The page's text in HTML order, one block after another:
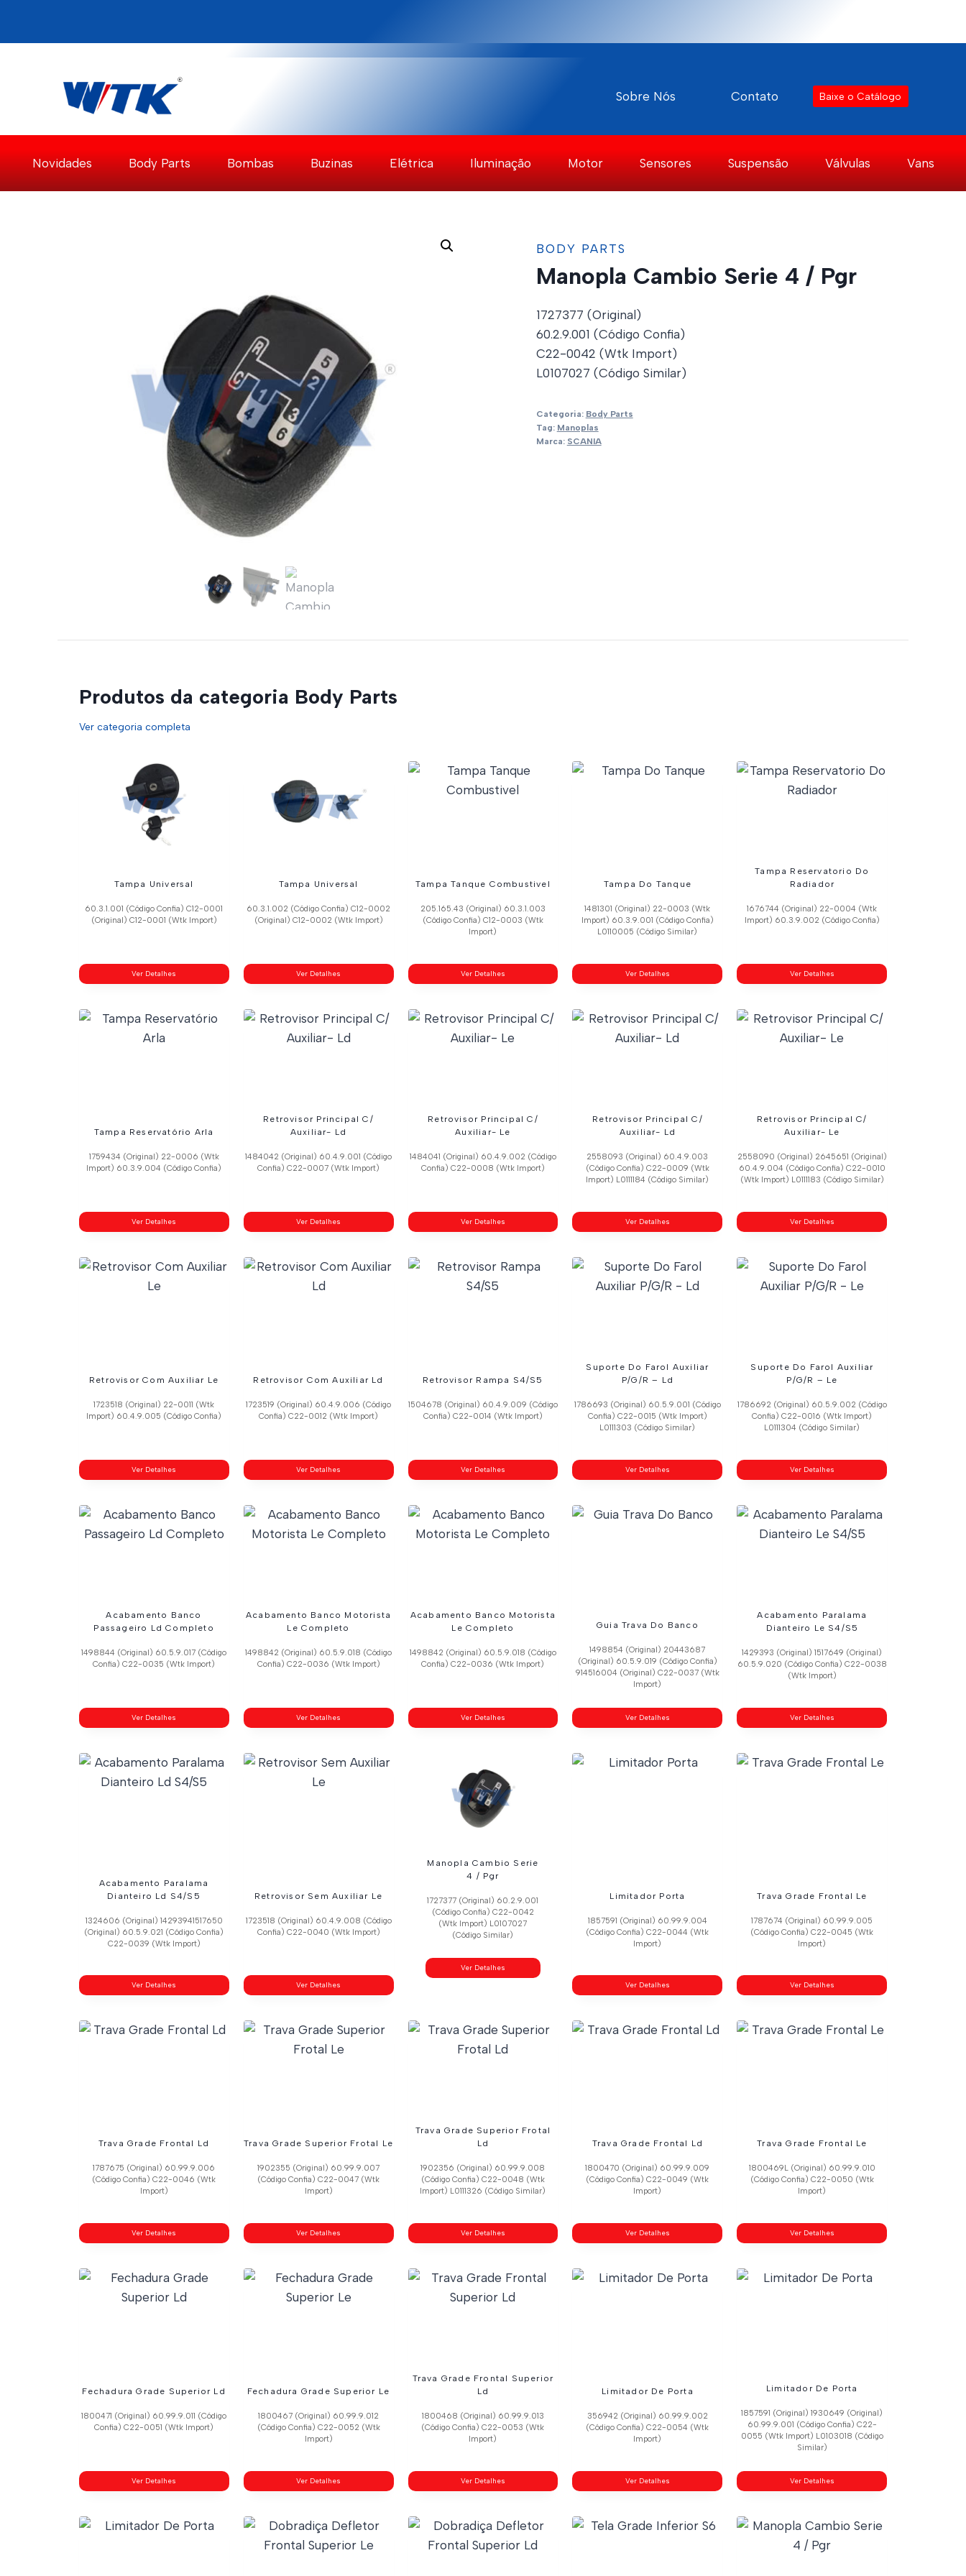
o
Sobre Nós Contato Baixe o Catálogo
Novidades Body Parts Bombas Buzinas Elétrica Iluminação Motor Sensores Suspensão Válvulas Vans
BODY PARTS
Manopla Cambio Serie 4 / Pgr
1727377 (Original)
60.2.9.001 (Código Confia)
C22-0042 (Wtk Import)
L0107027 (Código Similar)
Categoria: Body Parts
Tag: Manoplas
Marca: SCANIA
Produtos da categoria Body Parts
Ver categoria completa
Tampa Universal
60.3.1.001 (Código Confia) C12-0001
(Original) C12-0001 (Wtk Import)
Ver Detalhes
Tampa Universal
60.3.1.002 (Código Confia) C12-0002
(Original) C12-0002 (Wtk Import)
Ver Detalhes
Tampa Tanque Combustivel
205.165.43 (Original) 60.3.1.003
(Código Confia) C12-0003 (Wtk
Import)
Ver Detalhes
Tampa Do Tanque
1481301 (Original) 22-0003 (Wtk
Import) 60.3.9.001 (Código Confia)
L0110005 (Código Similar)
Ver Detalhes
Tampa Reservatorio Do
Radiador
1676744 (Original) 22-0004 (Wtk
Import) 60.3.9.002 (Código Confia)
Ver Detalhes
Tampa Reservatório Arla
1759434 (Original) 22-0006 (Wtk
Import) 60.3.9.004 (Código Confia)
Ver Detalhes
Retrovisor Principal C/
Auxiliar- Ld
1484042 (Original) 60.4.9.001 (Código
Confia) C22-0007 (Wtk Import)
Ver Detalhes
Retrovisor Principal C/
Auxiliar- Le
1484041 (Original) 60.4.9.002 (Código
Confia) C22-0008 (Wtk Import)
Ver Detalhes
Retrovisor Principal C/
Auxiliar- Ld
2558093 (Original) 60.4.9.003
(Código Confia) C22-0009 (Wtk
Import) L0111184 (Código Similar)
Ver Detalhes
Retrovisor Principal C/
Auxiliar- Le
2558090 (Original) 2645651 (Original)
60.4.9.004 (Código Confia) C22-0010
(Wtk Import) L0111183 (Código Similar)
Ver Detalhes
Retrovisor Com Auxiliar Le
1723518 (Original) 22-0011 (Wtk
Import) 60.4.9.005 (Código Confia)
Ver Detalhes
Retrovisor Com Auxiliar Ld
1723519 (Original) 60.4.9.006 (Código
Confia) C22-0012 (Wtk Import)
Ver Detalhes
Retrovisor Rampa S4/S5
1504678 (Original) 60.4.9.009 (Código
Confia) C22-0014 (Wtk Import)
Ver Detalhes
Suporte Do Farol Auxiliar
P/G/R – Ld
1786693 (Original) 60.5.9.001 (Código
Confia) C22-0015 (Wtk Import)
L0111303 (Código Similar)
Ver Detalhes
Suporte Do Farol Auxiliar
P/G/R – Le
1786692 (Original) 60.5.9.002 (Código
Confia) C22-0016 (Wtk Import)
L0111304 (Código Similar)
Ver Detalhes
Acabamento Banco
Passageiro Ld Completo
1498844 (Original) 60.5.9.017 (Código
Confia) C22-0035 (Wtk Import)
Ver Detalhes
Acabamento Banco Motorista
Le Completo
1498842 (Original) 60.5.9.018 (Código
Confia) C22-0036 (Wtk Import)
Ver Detalhes
Acabamento Banco Motorista
Le Completo
1498842 (Original) 60.5.9.018 (Código
Confia) C22-0036 (Wtk Import)
Ver Detalhes
Guia Trava Do Banco
1498854 (Original) 20443687
(Original) 60.5.9.019 (Código Confia)
914516004 (Original) C22-0037 (Wtk
Import)
Ver Detalhes
Acabamento Paralama
Dianteiro Le S4/S5
1429393 (Original) 1517649 (Original)
60.5.9.020 (Código Confia) C22-0038
(Wtk Import)
Ver Detalhes
Acabamento Paralama
Dianteiro Ld S4/S5
1324606 (Original) 14293941517650
(Original) 60.5.9.021 (Código Confia)
C22-0039 (Wtk Import)
Ver Detalhes
Retrovisor Sem Auxiliar Le
1723518 (Original) 60.4.9.008 (Código
Confia) C22-0040 (Wtk Import)
Ver Detalhes
Manopla Cambio Serie
4 / Pgr
1727377 (Original) 60.2.9.001
(Código Confia) C22-0042
(Wtk Import) L0107027
(Código Similar)
Ver Detalhes
Limitador Porta
1857591 (Original) 60.99.9.004
(Código Confia) C22-0044 (Wtk
Import)
Ver Detalhes
Trava Grade Frontal Le
1787674 (Original) 60.99.9.005
(Código Confia) C22-0045 (Wtk
Import)
Ver Detalhes
Trava Grade Frontal Ld
1787675 (Original) 60.99.9.006
(Código Confia) C22-0046 (Wtk
Import)
Ver Detalhes
Trava Grade Superior Frotal Le
1902355 (Original) 60.99.9.007
(Código Confia) C22-0047 (Wtk
Import)
Ver Detalhes
Trava Grade Superior Frotal
Ld
1902356 (Original) 60.99.9.008
(Código Confia) C22-0048 (Wtk
Import) L0111326 (Código Similar)
Ver Detalhes
Trava Grade Frontal Ld
1800470 (Original) 60.99.9.009
(Código Confia) C22-0049 (Wtk
Import)
Ver Detalhes
Trava Grade Frontal Le
1800469L (Original) 60.99.9.010
(Código Confia) C22-0050 (Wtk
Import)
Ver Detalhes
Fechadura Grade Superior Ld
1800471 (Original) 60.99.9.011 (Código
Confia) C22-0051 (Wtk Import)
Ver Detalhes
Fechadura Grade Superior Le
1800467 (Original) 60.99.9.012
(Código Confia) C22-0052 (Wtk
Import)
Ver Detalhes
Trava Grade Frontal Superior
Ld
1800468 (Original) 60.99.9.013
(Código Confia) C22-0053 (Wtk
Import)
Ver Detalhes
Limitador De Porta
356942 (Original) 60.99.9.002
(Código Confia) C22-0054 (Wtk
Import)
Ver Detalhes
Limitador De Porta
1857591 (Original) 1930649 (Original)
60.99.9.001 (Código Confia) C22-
0055 (Wtk Import) L0103018 (Código
Similar)
Ver Detalhes